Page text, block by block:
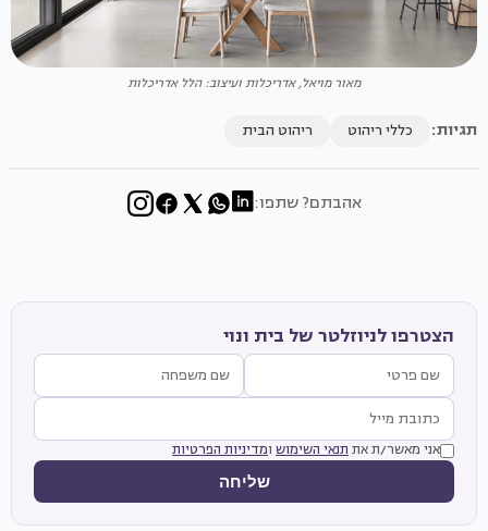
מאור מויאל, אדריכלות ועיצוב: הלל אדריכלות
תגיות: כללי ריהוט ריהוט הבית
אהבתם? שתפו:
הצטרפו לניוזלטר של בית ונוי
אני מאשר/ת את תנאי השימוש ומדיניות הפרטיות
שליחה